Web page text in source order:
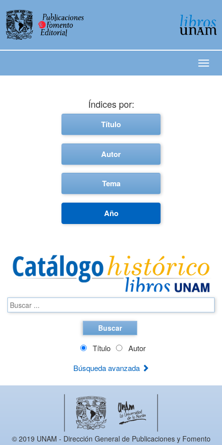
Índices por:
Título
Autor
Tema
Año
Buscar
Título
Autor
Búsqueda avanzada
© 2019 UNAM - Dirección General de Publicaciones y Fomento